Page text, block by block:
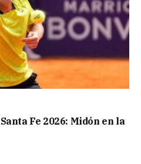
Fe 2026: Midón en la